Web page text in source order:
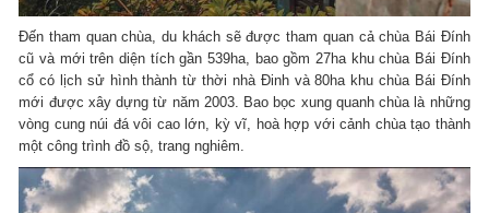
Đến tham quan chùa, du khách sẽ được tham quan cả chùa Bái Đính
cũ và mới trên diện tích gần 539ha, bao gồm 27ha khu chùa Bái Đính
cổ có lịch sử hình thành từ thời nhà Đinh và 80ha khu chùa Bái Đính
mới được xây dựng từ năm 2003. Bao bọc xung quanh chùa là những
vòng cung núi đá vôi cao lớn, kỳ vĩ, hoà hợp với cảnh chùa tạo thành
một công trình đồ sộ, trang nghiêm.